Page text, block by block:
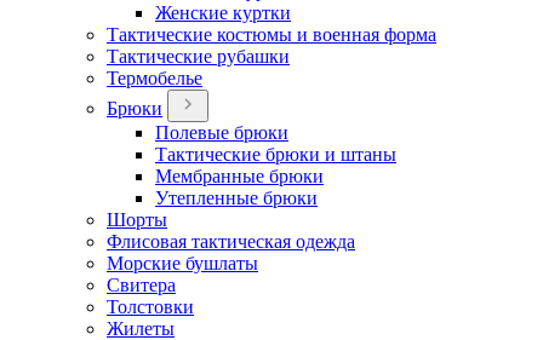
Женские куртки
Тактические костюмы и военная форма
Тактические рубашки
Термобелье
Брюки
Полевые брюки
Тактические брюки и штаны
Мембранные брюки
Утепленные брюки
Шорты
Флисовая тактическая одежда
Морские бушлаты
Свитера
Толстовки
Жилеты